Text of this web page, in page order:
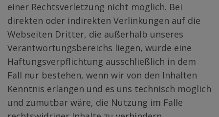
einer Rechtsverletzung nicht möglich. Bei
direkten oder indirekten Verlinkungen auf die
Webseiten Dritter, die außerhalb unseres
Verantwortungsbereichs liegen, würde eine
Haftungsverpflichtung ausschließlich in dem
Fall nur bestehen, wenn wir von den Inhalten
Kenntnis erlangen und es uns technisch möglich
und zumutbar wäre, die Nutzung im Falle